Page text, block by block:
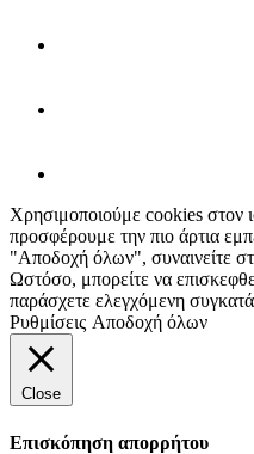
Χρησιμοποιούμε cookies στον
προσφέρουμε την πιο άρτια
"Αποδοχή όλων", συναινείτε
Ωστόσο, μπορείτε να
παράσχετε ελεγχόμενη
Ρυθμίσεις Αποδοχή όλων
Close
Επισκόπηση απορρήτου